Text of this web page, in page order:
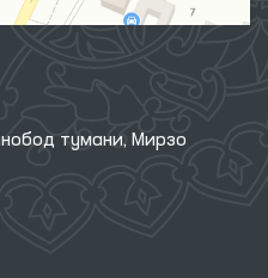
тумани, Мирзо